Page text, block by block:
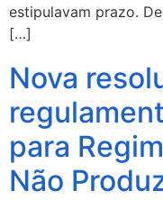
estipulavam prazo.
[…]
Nova
para
Não